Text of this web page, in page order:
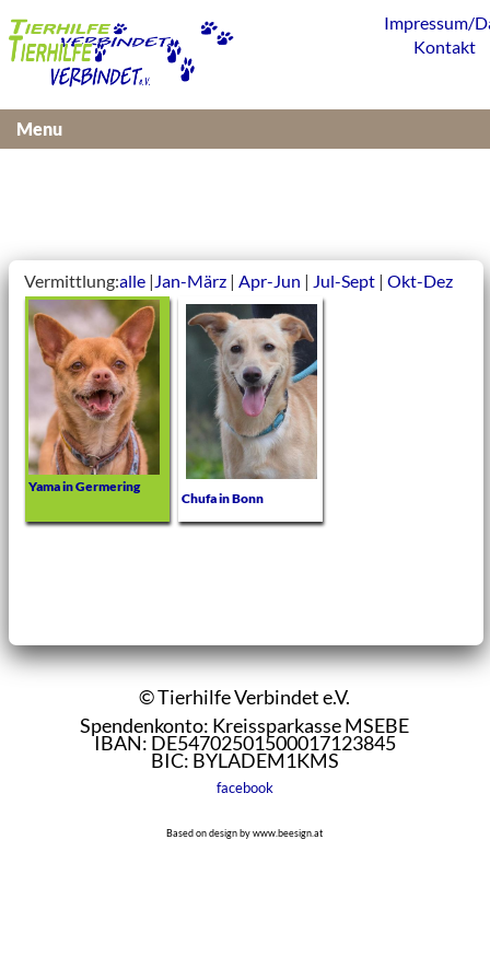
Vermittlung:alle | Jan-März | Apr-Jun | Jul-Sept | Okt-Dez
Yama in Germering
Chufa in Bonn
© Tierhilfe Verbindet e.V.
Spendenkonto: Kreissparkasse MSEBE
IBAN: DE54702501500017123845
BIC: BYLADEM1KMS
facebook
Based on design by www.beesign.at
Impressum/
Kontakt
Menu